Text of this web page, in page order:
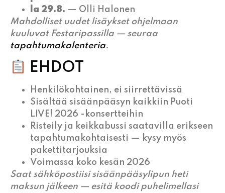
la 29.8. — Olli Halonen
Mahdolliset uudet lisäykset ohjelmaan
kuuluvat Festaripassilla — seuraa
tapahtumakalenteria.
EHDOT
Henkilökohtainen, ei siirrettävissä
Sisältää sisäänpääsyn kaikkiin Puoti
LIVE! 2026 -konsertteihin
Risteily ja keikkabussi saatavilla erikseen
tapahtumakohtaisesti — kysy myös
pakettitarjouksia
Voimassa koko kesän 2026
Saat sähköpostiisi sisäänpääsylipun heti
maksun jälkeen — esitä koodi puhelimellasi